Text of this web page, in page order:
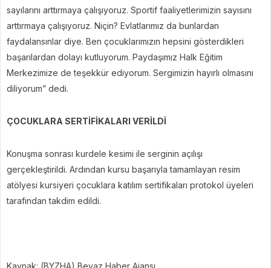
sayılarını arttırmaya çalışıyoruz. Sportif faaliyetlerimizin sayısını
arttırmaya çalışıyoruz. Niçin? Evlatlarımız da bunlardan
faydalansınlar diye. Ben çocuklarımızın hepsini gösterdikleri
başarılardan dolayı kutluyorum. Paydaşımız Halk Eğitim
Merkezimize de teşekkür ediyorum. Sergimizin hayırlı olmasını
diliyorum” dedi.
ÇOCUKLARA SERTİFİKALARI VERİLDİ
Konuşma sonrası kurdele kesimi ile serginin açılışı
gerçekleştirildi. Ardından kursu başarıyla tamamlayan resim
atölyesi kursiyeri çocuklara katılım sertifikaları protokol üyeleri
tarafından takdim edildi.
Kaynak: (BYZHA) Beyaz Haber Ajansı